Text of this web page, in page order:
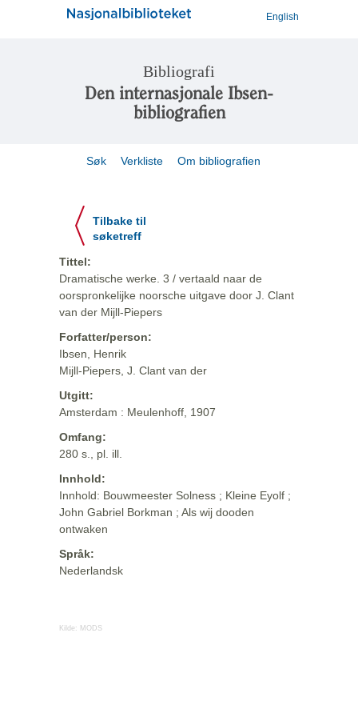
English
Bibliografi
Den internasjonale Ibsen-
bibliografien
Søk Verkliste Om bibliografien
Tilbake til
søketreff
Tittel:
Dramatische werke. 3 / vertaald naar de
oorspronkelijke noorsche uitgave door J. Clant
van der Mijll-Piepers
Forfatter/person:
Ibsen, Henrik
Mijll-Piepers, J. Clant van der
Utgitt:
Amsterdam : Meulenhoff, 1907
Omfang:
280 s., pl. ill.
Innhold:
Innhold: Bouwmeester Solness ; Kleine Eyolf ;
John Gabriel Borkman ; Als wij dooden
ontwaken
Språk:
Nederlandsk
Kilde: MODS